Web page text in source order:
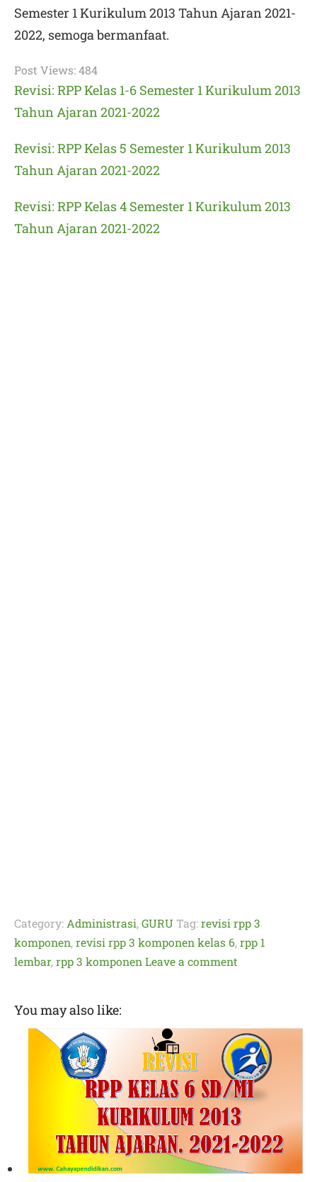
Semester 1 Kurikulum 2013 Tahun Ajaran 2021-
2022, semoga bermanfaat.
Post Views:484
Revisi: RPP Kelas 1-6 Semester 1 Kurikulum 2013
Tahun Ajaran 2021-2022
Revisi: RPP Kelas 5 Semester 1 Kurikulum 2013
Tahun Ajaran 2021-2022
Revisi: RPP Kelas 4 Semester 1 Kurikulum 2013
Tahun Ajaran 2021-2022
Category: Administrasi,GURU Tag:revisi rpp 3
komponen,revisi rpp 3 komponen kelas 6,rpp 1
lembar,rpp 3 komponen Leave a comment
You may also like: